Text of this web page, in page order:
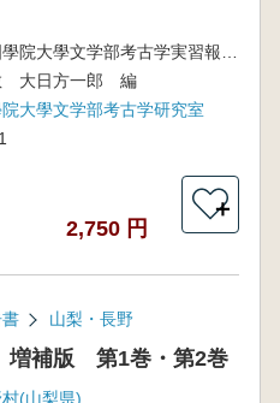
大日方一郎 編
院大學文学部考古学研究室
2,750 円
＋
山梨・長野
補版 第1巻・第2巻
(山梨県)